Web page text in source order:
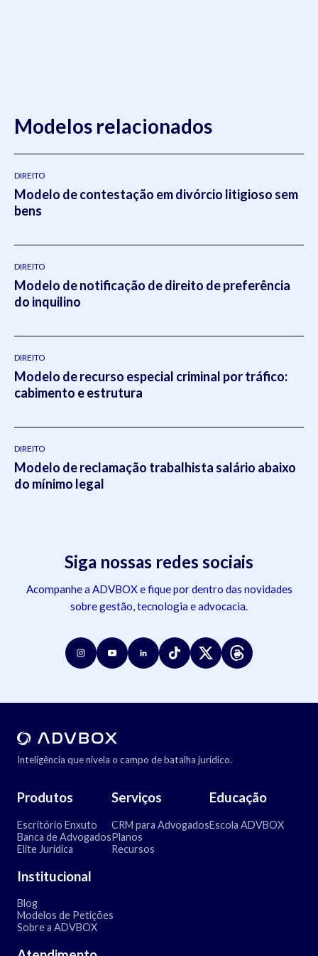
Modelos relacionados
DIREITO
Modelo de contestação em divórcio litigioso sem
bens
DIREITO
Modelo de notificação de direito de preferência
do inquilino
DIREITO
Modelo de recurso especial criminal por tráfico:
cabimento e estrutura
DIREITO
Modelo de reclamação trabalhista salário abaixo
do mínimo legal
Siga nossas redes sociais
Acompanhe a ADVBOX e fique por dentro das novidades
sobre gestão, tecnologia e advocacia.
Inteligência que nivela o campo de batalha jurídico.
Produtos
Escritório Enxuto
Banca de Advogados
Elite Jurídica
Serviços
CRM para Advogados
Planos
Recursos
Educação
Escola ADVBOX
Institucional
Blog
Modelos de Petições
Sobre a ADVBOX